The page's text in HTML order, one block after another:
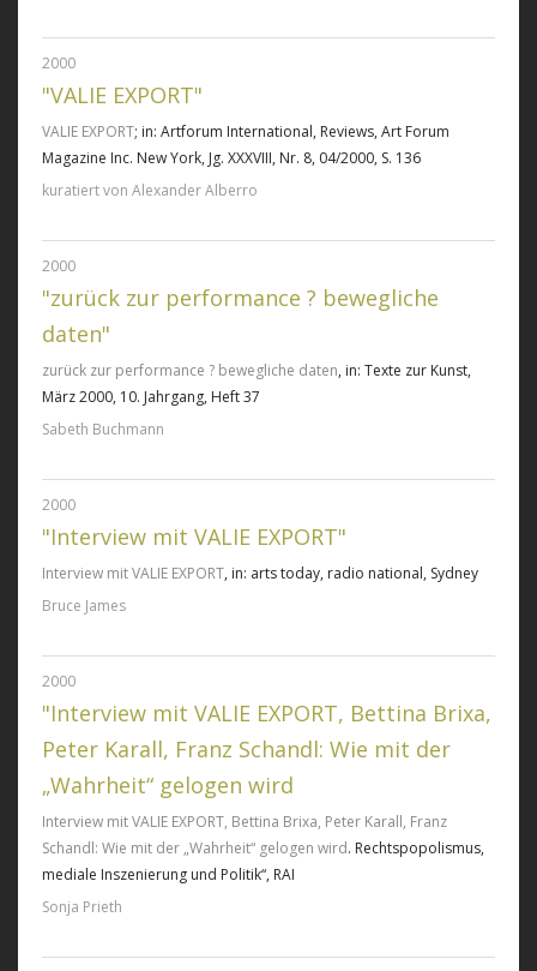
2000
"VALIE EXPORT"
VALIE EXPORT; in: Artforum International, Reviews, Art Forum
Magazine Inc. New York, Jg. XXXVIII, Nr. 8, 04/2000, S. 136
kuratiert von Alexander Alberro
2000
"zurück zur performance ? bewegliche
daten"
zurück zur performance ? bewegliche daten, in: Texte zur Kunst,
März 2000, 10. Jahrgang, Heft 37
Sabeth Buchmann
2000
"Interview mit VALIE EXPORT"
Interview mit VALIE EXPORT, in: arts today, radio national, Sydney
Bruce James
2000
"Interview mit VALIE EXPORT, Bettina Brixa,
Peter Karall, Franz Schandl: Wie mit der
„Wahrheit“ gelogen wird
Interview mit VALIE EXPORT, Bettina Brixa, Peter Karall, Franz
Schandl: Wie mit der „Wahrheit“ gelogen wird. Rechtspopolismus,
mediale Inszenierung und Politik“, RAI
Sonja Prieth